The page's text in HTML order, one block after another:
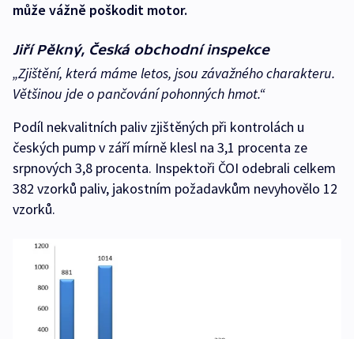
může vážně poškodit motor.
Jiří Pěkný, Česká obchodní inspekce
„Zjištění, která máme letos, jsou závažného charakteru.
Většinou jde o pančování pohonných hmot.“
Podíl nekvalitních paliv zjištěných při kontrolách u
českých pump v září mírně klesl na 3,1 procenta ze
srpnových 3,8 procenta. Inspektoři ČOI odebrali celkem
382 vzorků paliv, jakostním požadavkům nevyhovělo 12
vzorků.